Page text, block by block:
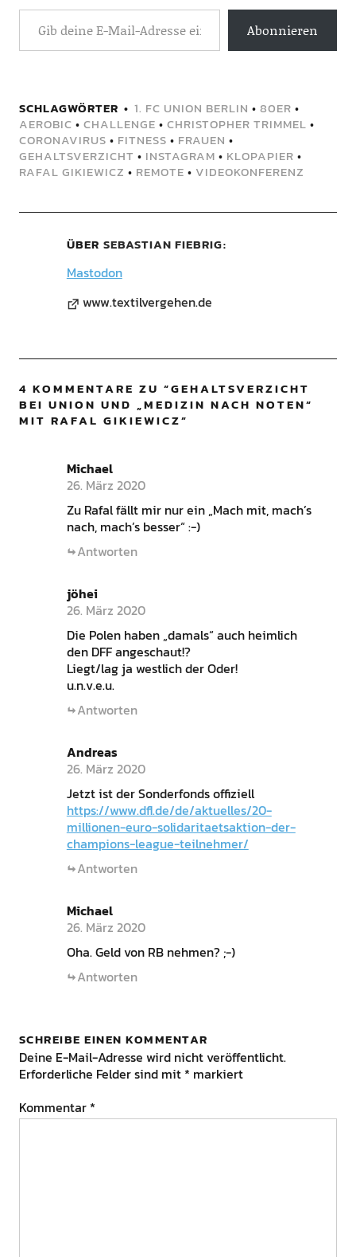
Abonnieren
SCHLAGWÖRTER 1. FC UNION BERLIN • 80ER •
AEROBIC • CHALLENGE • CHRISTOPHER TRIMMEL •
CORONAVIRUS • FITNESS • FRAUEN •
GEHALTSVERZICHT • INSTAGRAM • KLOPAPIER •
RAFAL GIKIEWICZ • REMOTE • VIDEOKONFERENZ
ÜBER SEBASTIAN FIEBRIG
Mastodon
www.textilvergehen.de
4 KOMMENTARE ZU “GEHALTSVERZICHT
BEI UNION UND „MEDIZIN NACH NOTEN“
MIT RAFAL GIKIEWICZ”
Michael
26. März 2020
Zu Rafal fällt mir nur ein „Mach mit, mach’s
nach, mach’s besser“ :-)
Antworten
jöhei
26. März 2020
Die Polen haben „damals“ auch heimlich
den DFF angeschaut!?
Liegt/lag ja westlich der Oder!
u.n.v.e.u.
Antworten
Andreas
26. März 2020
Jetzt ist der Sonderfonds offiziell
https://www.dfl.de/de/aktuelles/20-
millionen-euro-solidaritaetsaktion-der-
champions-league-teilnehmer/
Antworten
Michael
26. März 2020
Oha. Geld von RB nehmen? ;-)
Antworten
SCHREIBE EINEN KOMMENTAR
Deine E-Mail-Adresse wird nicht veröffentlicht.
Erforderliche Felder sind mit * markiert
Kommentar *